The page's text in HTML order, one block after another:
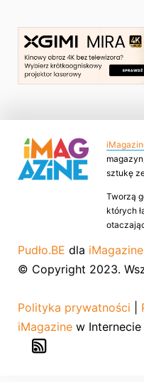
sztukę
Tworzą
których
Pudło.BE dla iMagazine
© Copyright 2023.
Polityka prywatności
iMagazine w Internecie